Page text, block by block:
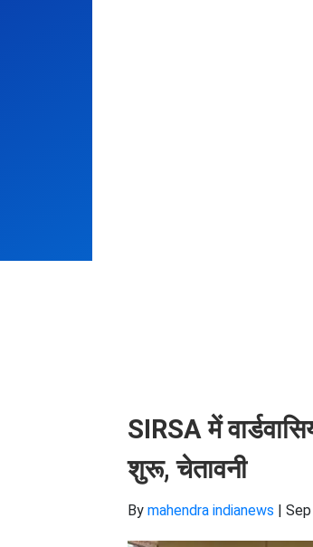
SIRSA में
शुरू, चेतावनी
By mahendra indianews |